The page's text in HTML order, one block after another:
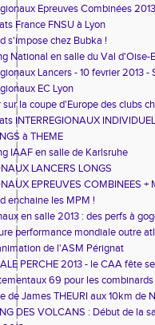
Epreuves Combinées 2013
France FNSU à Lyon
s'impose chez Bubka !
National en salle du Val d'Oise-
Lancers - 10 fevrier 2013 -
EC Lyon
sur la coupe d'Europe des clubs
INTERREGIONAUX
à THEME
IAAF en salle de Karlsruhe
LANCERS LONGS
EPREUVES COMBINEES +
enchaine les MPM !
en salle 2013 : des perfs à
performance mondiale outre
de l'ASM Pérignat
PERCHE 2013 - le CAA fête
69 pour les combinards
de James THEURI aux 10km de
DES VOLCANS : Début de la